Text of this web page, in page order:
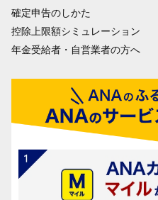
確定申告のしかた
控除上限額シミュレーション
年金受給者・自営業者の方へ